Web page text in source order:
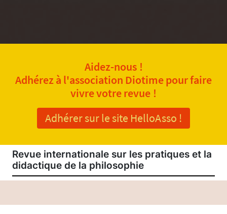
Aidez-nous !
Adhérez à l'association Diotime pour faire
vivre votre revue !
Adhérer sur le site HelloAsso !
Revue internationale sur les pratiques et la
didactique de la philosophie